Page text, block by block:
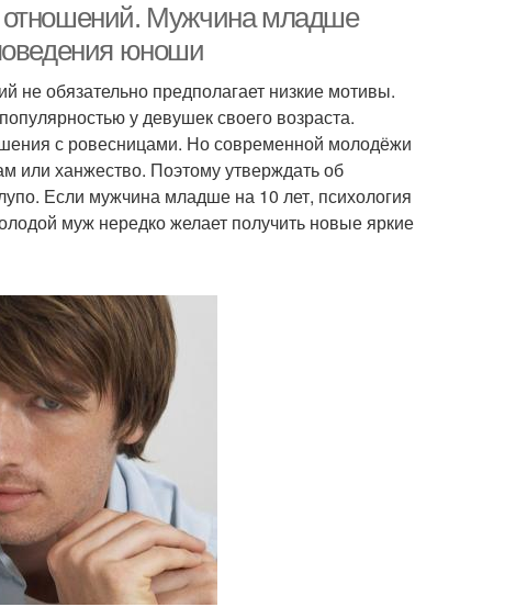
отношений. Мужчина младше
юноши
обязательно предполагает низкие мотивы.
у девушек своего возраста.
с ровесницами. Но современной молодёжи
или ханжество. Поэтому утверждать об
Если мужчина младше на 10 лет, психология
муж нередко желает получить новые яркие